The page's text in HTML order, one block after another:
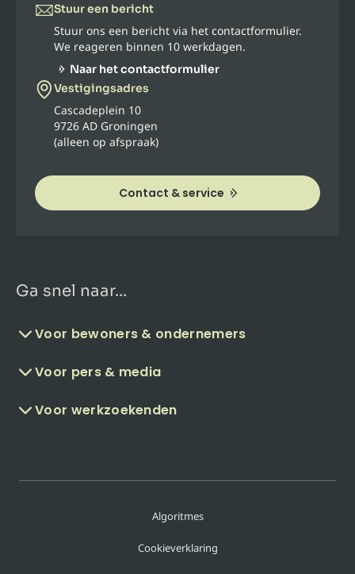
Stuur een bericht
Stuur ons een bericht via het contactformulier.
We reageren binnen 10 werkdagen.
Naar het contactformulier
Vestigingsadres
Cascadeplein 10
9726 AD Groningen
(alleen op afspraak)
Contact & service
Ga snel naar...
Voor bewoners & ondernemers
Voor pers & media
Voor werkzoekenden
Algoritmes
Cookieverklaring